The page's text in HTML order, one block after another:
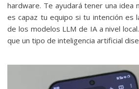
hardware. Te ayudará tener una idea
es capaz tu equipo si tu intención es
de los modelos LLM de IA a nivel
que un tipo de inteligencia artificial